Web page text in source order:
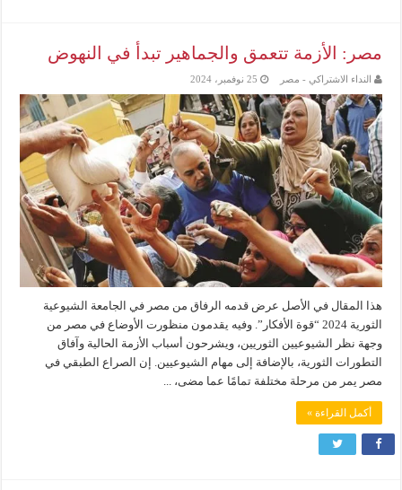
مصر: الأزمة تتعمق والجماهير تبدأ في النهوض
النداء الاشتراكي - مصر 25 نوفمبر، 2024
هذا المقال في الأصل عرض قدمه الرفاق من مصر في الجامعة الشيوعية
الثورية 2024 “قوة الأفكار”. وفيه يقدمون منظورت الأوضاع في مصر من
وجهة نظر الشيوعيين الثوريين، ويشرحون أسباب الأزمة الحالية وآفاق
التطورات الثورية، بالإضافة إلى مهام الشيوعيين. إن الصراع الطبقي في
مصر يمر من مرحلة مختلفة تمامًا عما مضى، ...
أكمل القراءة »